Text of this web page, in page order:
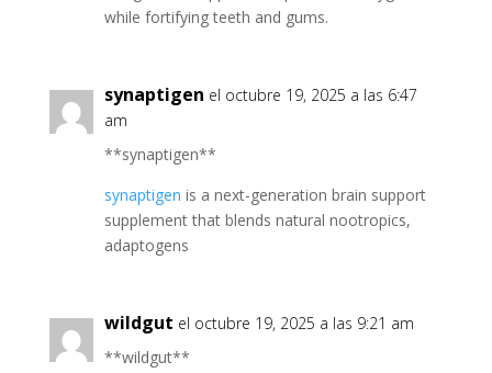
while fortifying teeth and gums.
synaptigen el octubre 19, 2025 a las 6:47
am
**synaptigen**
synaptigen is a next-generation brain support
supplement that blends natural nootropics,
adaptogens
wildgut el octubre 19, 2025 a las 9:21 am
**wildgut**